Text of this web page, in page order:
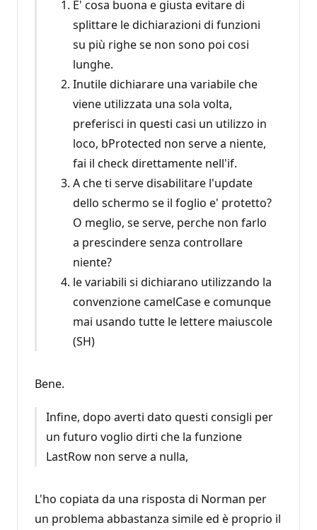
E' cosa buona e giusta evitare di
splittare le dichiarazioni di funzioni
su più righe se non sono poi cosi
lunghe.
Inutile dichiarare una variabile che
viene utilizzata una sola volta,
preferisci in questi casi un utilizzo in
loco, bProtected non serve a niente,
fai il check direttamente nell'if.
A che ti serve disabilitare l'update
dello schermo se il foglio e' protetto?
O meglio, se serve, perche non farlo
a prescindere senza controllare
niente?
le variabili si dichiarano utilizzando la
convenzione camelCase e comunque
mai usando tutte le lettere maiuscole
(SH)
Bene.
Infine, dopo averti dato questi consigli per
un futuro voglio dirti che la funzione
LastRow non serve a nulla,
L'ho copiata da una risposta di Norman per
un problema abbastanza simile ed è proprio il